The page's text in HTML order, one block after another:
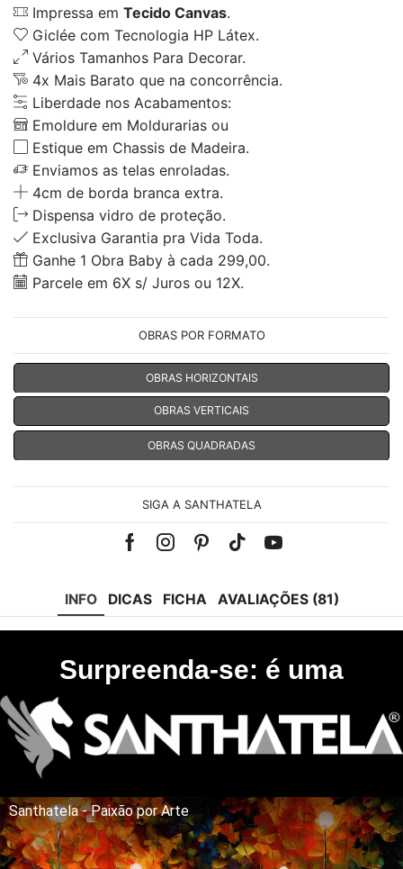
Impressa em Tecido Canvas.
Giclée com Tecnologia HP Látex.
Vários Tamanhos Para Decorar.
4x Mais Barato que na concorrência.
Liberdade nos Acabamentos:
Emoldure em Moldurarias ou
Estique em Chassis de Madeira.
Enviamos as telas enroladas.
4cm de borda branca extra.
Dispensa vidro de proteção.
Exclusiva Garantia pra Vida Toda.
Ganhe 1 Obra Baby à cada 299,00.
Parcele em 6X s/ Juros ou 12X.
OBRAS POR FORMATO
OBRAS HORIZONTAIS
OBRAS VERTICAIS
OBRAS QUADRADAS
SIGA A SANTHATELA
Facebook
Instagram
Pinterest
Tik-Youtube
INFO DICAS FICHA AVALIAÇÕES (81)
Surpreenda-se: é uma
Santhatela - Paixão por Arte